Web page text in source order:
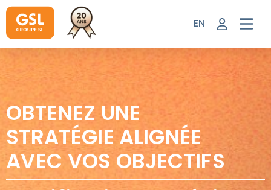
Aller
au
contenu
EN
OBTENEZ UNE
STRATÉGIE ALIGNÉE
AVEC VOS OBJECTIFS